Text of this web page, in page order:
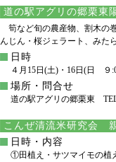
道の駅アグリの郷栗東
筍など旬の農産物、割木の
んじん・桜ジェラート、みた
日時
４月15日(土)・16日(日 ９
場所・問合せ
道の駅アグリの郷栗東
こんぜ清流米研究会
日時・内容
①田植え・サツマイモの植